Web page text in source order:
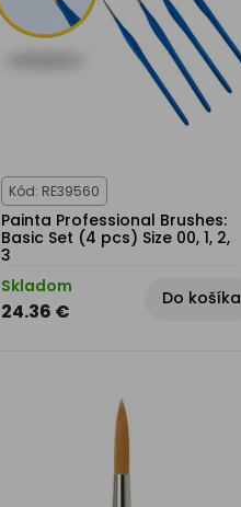
Kód: RE39560
Painta Professional Brushes:
Basic Set (4 pcs) Size 00, 1, 2,
3
Skladom
24.36 €
Do košíka